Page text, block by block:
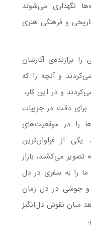
نگهداری می‌شوند
و فرهنگی هنری
برازنده‌ی آثارشان
و آنچه را که
و در این کار،
برای دقت در جزییات
را در موقعیت‌های
از فراوان‌ترین
تصویر می‌کشند، بازار
را به سفری در دل
و جوشی در دل زمان
میان نقوش دل‌انگیز